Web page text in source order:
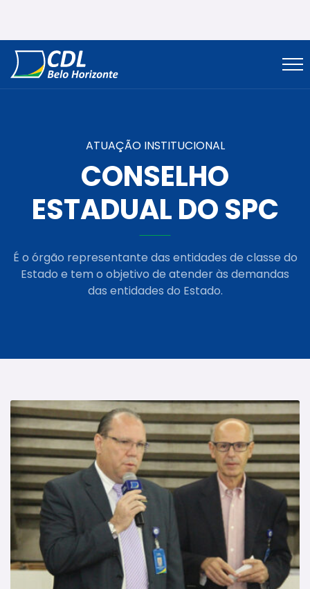
ATUAÇÃO INSTITUCIONAL
CONSELHO
ESTADUAL DO SPC
É o órgão representante das entidades de classe do
Estado e tem o objetivo de atender às demandas
das entidades do Estado.